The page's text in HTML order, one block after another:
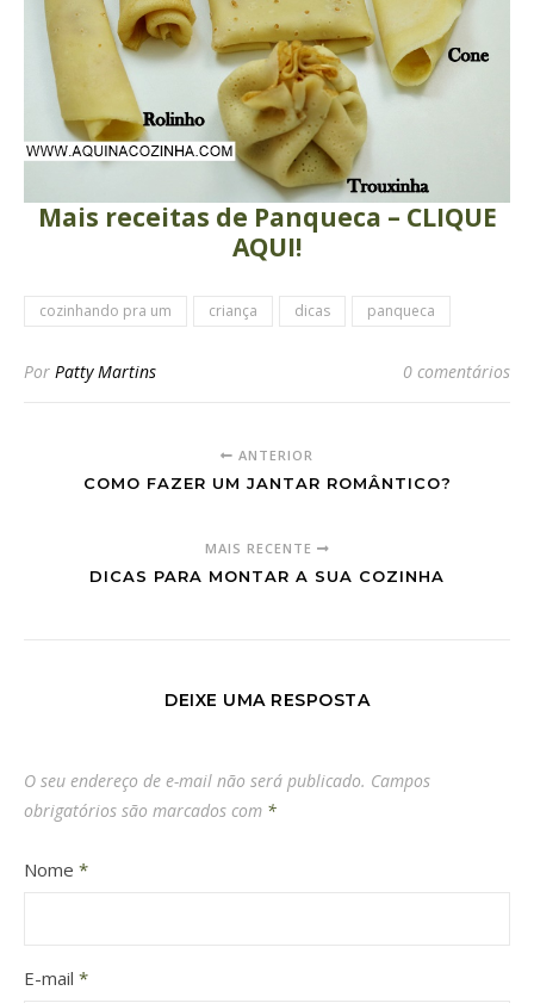
Mais receitas de Panqueca – CLIQUE
AQUI!
cozinhando pra um criança dicas panqueca
Por Patty Martins 0 comentários
ANTERIOR
COMO FAZER UM JANTAR ROMÂNTICO?
MAIS RECENTE
DICAS PARA MONTAR A SUA COZINHA
DEIXE UMA RESPOSTA
O seu endereço de e-mail não será publicado. Campos
obrigatórios são marcados com *
Nome *
E-mail *